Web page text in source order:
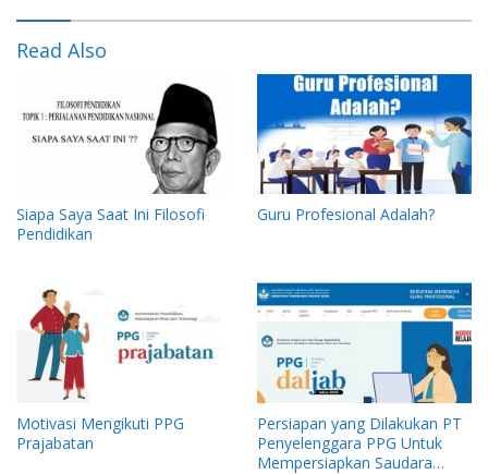
Read Also
Siapa Saya Saat Ini Filosofi
Pendidikan
Guru Profesional Adalah?
Motivasi Mengikuti PPG
Prajabatan
Persiapan yang Dilakukan PT
Penyelenggara PPG Untuk
Mempersiapkan Saudara